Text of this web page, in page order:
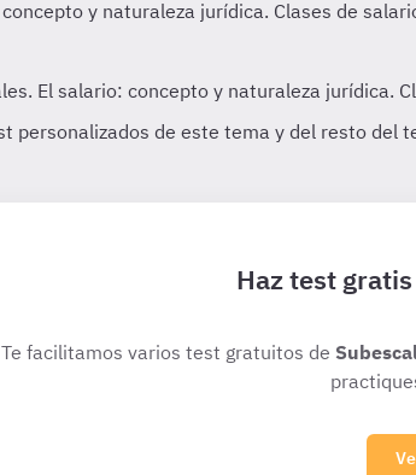
Haz test
Te facilitamos varios test gratuitos de